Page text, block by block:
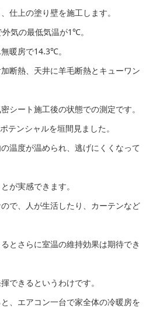
仕上の塗り壁を施工します。
気の最低気温が1℃。
暖房で14.3℃。
断熱、天井に羊毛断熱とキューワン
シート施工後の状態での測定です。
テンシャルを垣間見ました。
温度が温められ、逃げにくくなって
が実感できます。
で、人が生活したり、カーテンなど
とさらに室温の維持効果は期待でき
できるというわけです。
、エアコン一台で家全体の冷暖房を